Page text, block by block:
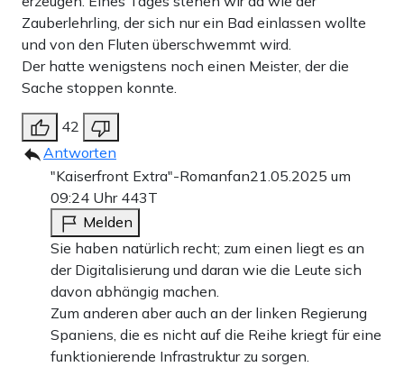
Zauberlehrling, der sich nur ein Bad einlassen wollte
und von den Fluten überschwemmt wird.
Der hatte wenigstens noch einen Meister, der die
Sache stoppen konnte.
42
Antworten
"Kaiserfront Extra"-Romanfan21.05.2025 um
09:24 Uhr 443T
Melden
Sie haben natürlich recht; zum einen liegt es an
der Digitalisierung und daran wie die Leute sich
davon abhängig machen.
Zum anderen aber auch an der linken Regierung
Spaniens, die es nicht auf die Reihe kriegt für eine
funktionierende Infrastruktur zu sorgen.